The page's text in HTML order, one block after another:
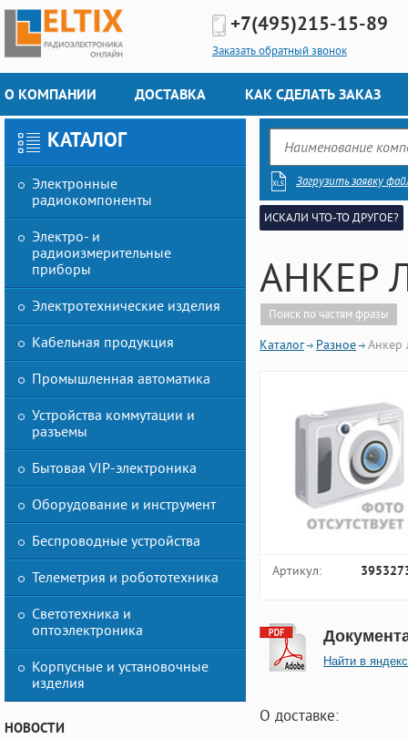
+7(495)215-15-89
Заказать обратный звонок
О КОМПАНИИ ДОСТАВКА КАК СДЕЛАТЬ ЗАКАЗ
КАТАЛОГ
Электронные
радиокомпоненты
Электро- и
радиоизмерительные
приборы
Электротехнические изделия
Кабельная продукция
Промышленная автоматика
Устройства коммутации и
разъемы
Бытовая VIP-электроника
Оборудование и инструмент
Беспроводные устройства
Телеметрия и робототехника
Светотехника и
оптоэлектроника
Корпусные и установочные
изделия
НОВОСТИ
Загрузить заявку
ИСКАЛИ ЧТО-ТО ДРУГОЕ?
АНКЕР
Поиск по частям фразы
Каталог Разное Анкер
Артикул:
Найти в яндекс
О доставке: